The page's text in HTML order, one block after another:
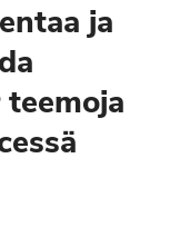
ja